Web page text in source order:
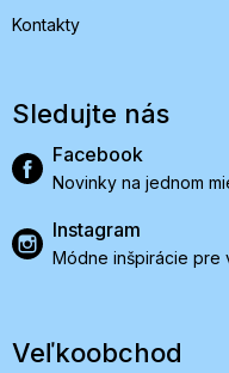
Kontakty
Sledujte nás
Facebook
Novinky na jednom
Instagram
Módne inšpirácie pre
Veľkoobchod